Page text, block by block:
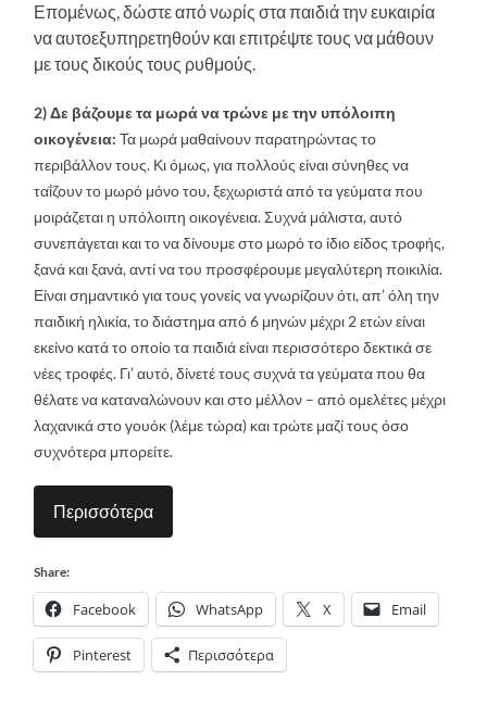
Επομένως, δώστε από νωρίς στα παιδιά την ευκαιρία
να αυτοεξυπηρετηθούν και επιτρέψτε τους να μάθουν
με τους δικούς τους ρυθμούς.
2) Δε βάζουμε τα μωρά να τρώνε με την υπόλοιπη
οικογένεια: Τα μωρά μαθαίνουν παρατηρώντας το
περιβάλλον τους. Κι όμως, για πολλούς είναι σύνηθες να
ταΐζουν το μωρό μόνο του, ξεχωριστά από τα γεύματα που
μοιράζεται η υπόλοιπη οικογένεια. Συχνά μάλιστα, αυτό
συνεπάγεται και το να δίνουμε στο μωρό το ίδιο είδος τροφής,
ξανά και ξανά, αντί να του προσφέρουμε μεγαλύτερη ποικιλία.
Είναι σημαντικό για τους γονείς να γνωρίζουν ότι, απ’ όλη την
παιδική ηλικία, το διάστημα από 6 μηνών μέχρι 2 ετών είναι
εκείνο κατά το οποίο τα παιδιά είναι περισσότερο δεκτικά σε
νέες τροφές. Γι’ αυτό, δίνετέ τους συχνά τα γεύματα που θα
θέλατε να καταναλώνουν και στο μέλλον – από ομελέτες μέχρι
λαχανικά στο γουόκ (λέμε τώρα) και τρώτε μαζί τους όσο
συχνότερα μπορείτε.
Περισσότερα
Share:
Facebook WhatsApp X Email
Pinterest Περισσότερα